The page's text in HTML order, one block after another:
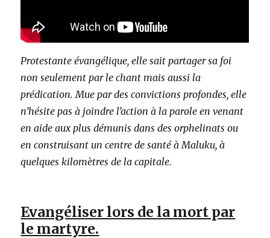
Protestante évangélique, elle sait partager sa foi
non seulement par le chant mais aussi la
prédication. Mue par des convictions profondes, elle
n’hésite pas à joindre l’action à la parole en venant
en aide aux plus démunis dans des orphelinats ou
en construisant un centre de santé à Maluku, à
quelques kilomètres de la capitale.
Evangéliser lors de la mort par
le martyre.